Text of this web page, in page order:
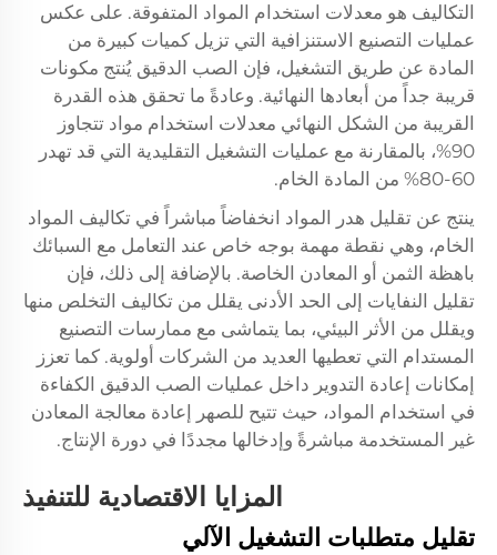
التكاليف هو معدلات استخدام المواد المتفوقة. على عكس
عمليات التصنيع الاستنزافية التي تزيل كميات كبيرة من
المادة عن طريق التشغيل، فإن الصب الدقيق يُنتج مكونات
قريبة جداً من أبعادها النهائية. وعادةً ما تحقق هذه القدرة
القريبة من الشكل النهائي معدلات استخدام مواد تتجاوز
90%، بالمقارنة مع عمليات التشغيل التقليدية التي قد تهدر
60-80% من المادة الخام.
ينتج عن تقليل هدر المواد انخفاضاً مباشراً في تكاليف المواد
الخام، وهي نقطة مهمة بوجه خاص عند التعامل مع السبائك
باهظة الثمن أو المعادن الخاصة. بالإضافة إلى ذلك، فإن
تقليل النفايات إلى الحد الأدنى يقلل من تكاليف التخلص منها
ويقلل من الأثر البيئي، بما يتماشى مع ممارسات التصنيع
المستدام التي تعطيها العديد من الشركات أولوية. كما تعزز
إمكانات إعادة التدوير داخل عمليات الصب الدقيق الكفاءة
في استخدام المواد، حيث تتيح للصهر إعادة معالجة المعادن
غير المستخدمة مباشرةً وإدخالها مجددًا في دورة الإنتاج.
المزايا الاقتصادية للتنفيذ
تقليل متطلبات التشغيل الآلي